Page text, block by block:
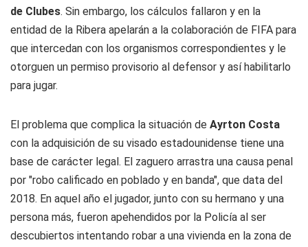
de Clubes. Sin embargo, los cálculos fallaron y en la
entidad de la Ribera apelarán a la colaboración de FIFA para
que intercedan con los organismos correspondientes y le
otorguen un permiso provisorio al defensor y así habilitarlo
para jugar.
El problema que complica la situación de Ayrton Costa
con la adquisición de su visado estadounidense tiene una
base de carácter legal. El zaguero arrastra una causa penal
por "robo calificado en poblado y en banda", que data del
2018. En aquel año el jugador, junto con su hermano y una
persona más, fueron apehendidos por la Policía al ser
descubiertos intentando robar a una vivienda en la zona de